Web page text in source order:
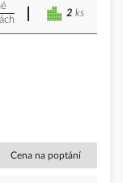
2 ks
Cena na poptání